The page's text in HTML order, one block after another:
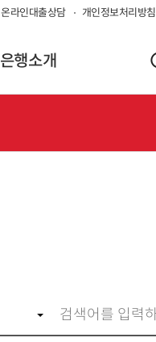
온라인대출상담 개인정보처리방침
은행소개